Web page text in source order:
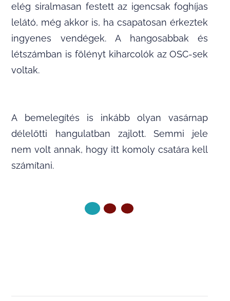
elég siralmasan festett az igencsak foghíjas
lelátó, még akkor is, ha csapatosan érkeztek
ingyenes vendégek. A hangosabbak és
létszámban is fölényt kiharcolók az OSC-sek
voltak.
A bemelegítés is inkább olyan vasárnap
délelőtti hangulatban zajlott. Semmi jele
nem volt annak, hogy itt komoly csatára kell
számítani.